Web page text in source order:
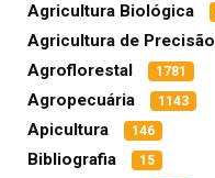
Agricultura Biológica
Agricultura de Precisão
Agroflorestal 1781
Agropecuária 1143
Apicultura 146
Bibliografia 15